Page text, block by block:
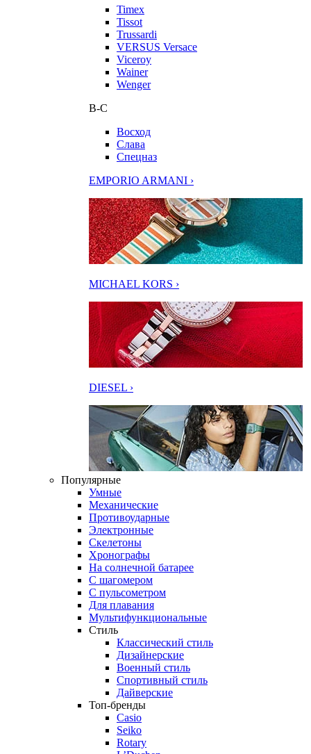
Timex
Tissot
Trussardi
VERSUS Versace
Viceroy
Wainer
Wenger
В-С
Восход
Слава
Спецназ
EMPORIO ARMANI ›
MICHAEL KORS ›
DIESEL ›
Популярные
Умные
Механические
Противоударные
Электронные
Скелетоны
Хронографы
На солнечной батарее
С шагомером
С пульсометром
Для плавания
Мультифункциональные
Стиль
Классический стиль
Дизайнерские
Военный стиль
Спортивный стиль
Дайверские
Топ-бренды
Casio
Seiko
Rotary